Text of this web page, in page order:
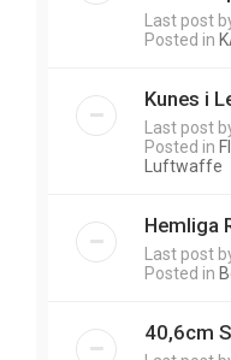
Last post
Posted in
Kunes i
Last post
Posted in
Luftwaffe
Hemliga
Last post
Posted in
40,6cm